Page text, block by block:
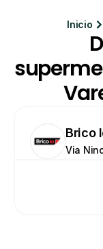
Inicio
Brico
Via